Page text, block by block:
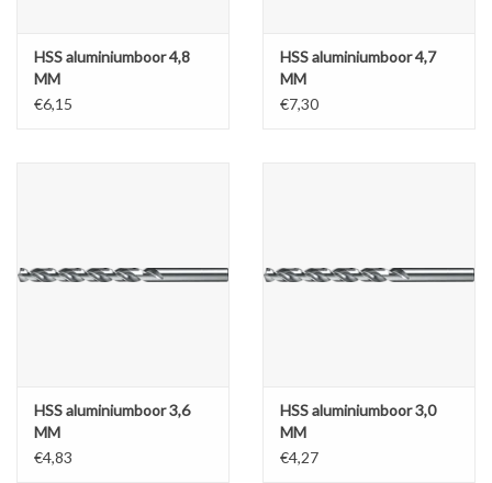
HSS aluminiumboor 4,8
MM
€6,15
HSS aluminiumboor 4,7
MM
€7,30
HSS aluminiumboor 3,6
MM
€4,83
HSS aluminiumboor 3,0
MM
€4,27